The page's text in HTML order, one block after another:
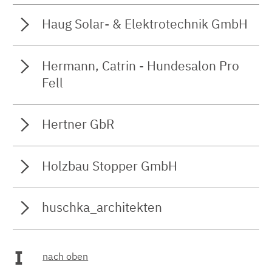
Haug Solar- & Elektrotechnik GmbH
Hermann, Catrin - Hundesalon Pro
Fell
Hertner GbR
Holzbau Stopper GmbH
huschka_architekten
I nach oben